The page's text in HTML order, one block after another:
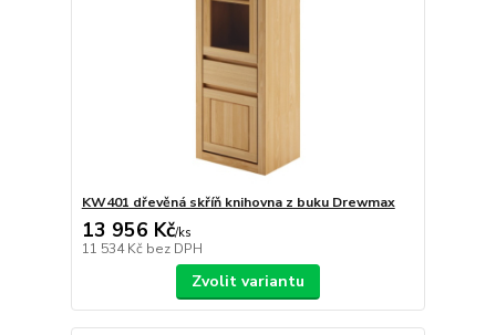
KW401 dřevěná skříň knihovna z buku Drewmax
13 956 Kč/ks
11 534 Kč bez DPH
Zvolit variantu